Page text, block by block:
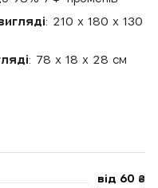
: 210 х 180 х 130
: 78 х 18 х 28 см
від 60 ₴